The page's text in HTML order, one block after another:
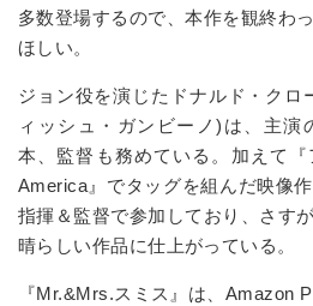
多数登場するので、本作を観終わ
ほしい。
ジョン役を演じたドナルド・クロ
ィッシュ・ガンビーノ) は、主演
本、監督も務めている。加えて
America 』でタッグを組んだ映像
指揮＆監督で参加しており、さす
晴らしい作品に仕上がっている。
『Mr.&Mrs.スミス』は、 Amazon